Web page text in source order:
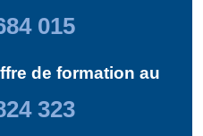
015
de formation au
323